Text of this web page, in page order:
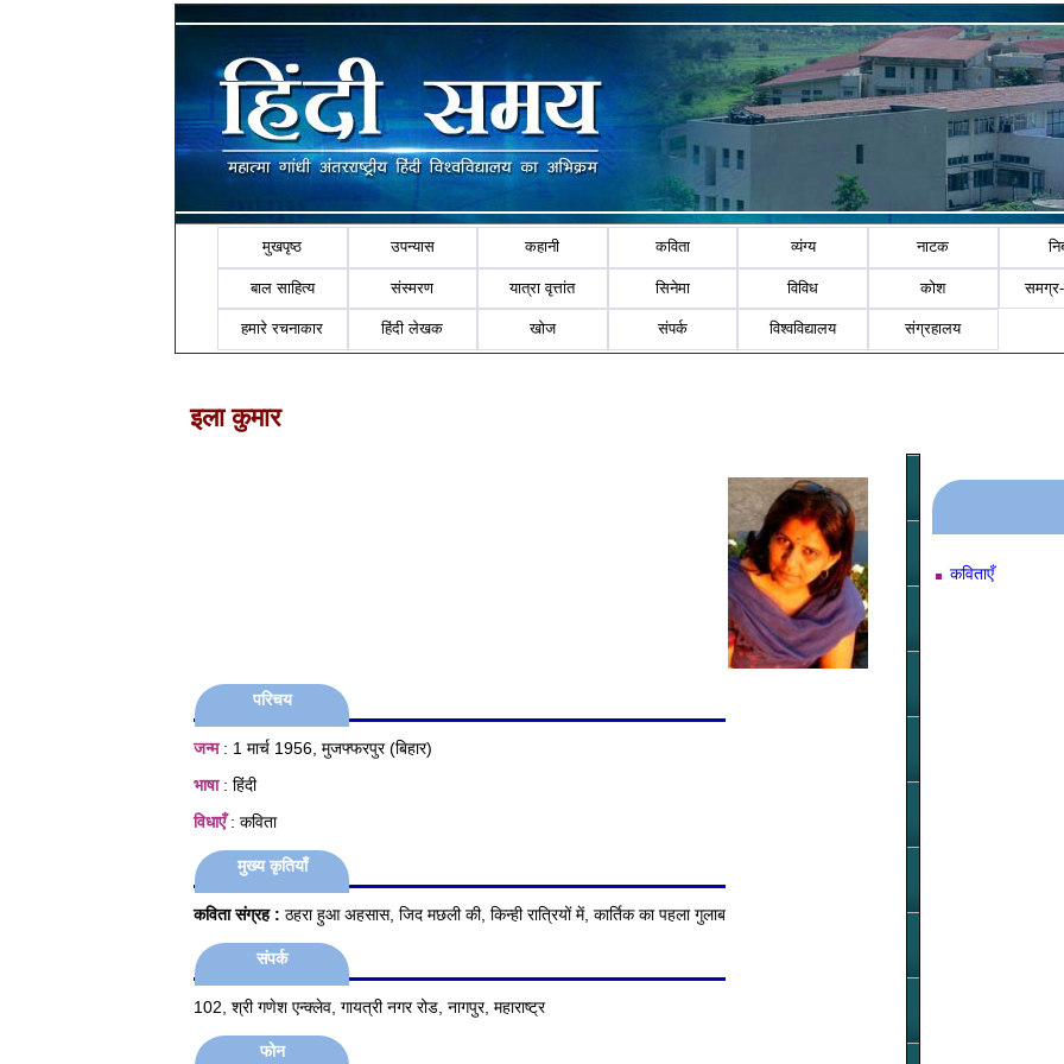
मुखपृष्ठ उपन्यास कहानी कविता व्यंग्य नाटक
बाल साहित्य संस्मरण यात्रा वृत्तांत सिनेमा विविध कोश
हमारे रचनाकार हिंदी लेखक खोज संपर्क विश्वविद्यालय संग्रहालय
इला कुमार
परिचय
जन्म: 1 मार्च 1956, मुजफ्फरपुर (बिहार)
भाषा: हिंदी
विधाएँ: कविता
मुख्य कृतियाँ
कविता संग्रह : ठहरा हुआ अहसास, जिद मछली की, किन्ही रात्रियों में, कार्तिक का पहला गुलाब
संपर्क
102, श्री गणेश एन्‍क्‍लेव, गायत्री नगर रोड, नागपुर, महाराष्ट्र
फोन
कविताएँ